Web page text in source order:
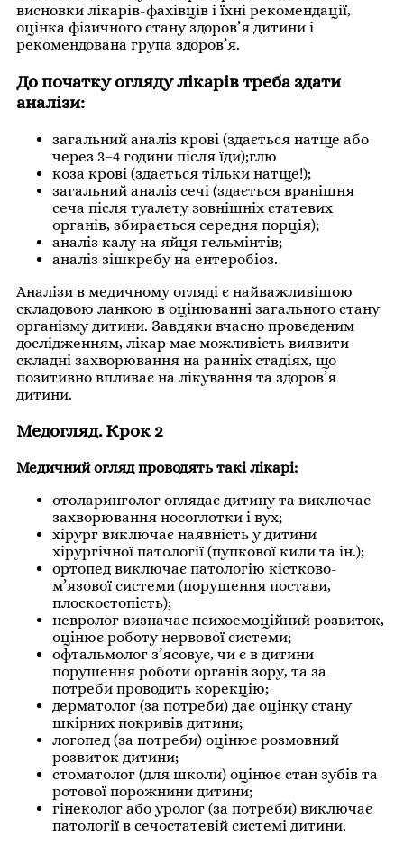
висновки лікарів-фахівців і їхні рекомендації,
оцінка фізичного стану здоров’я дитини і
рекомендована група здоров’я.
До початку огляду лікарів треба здати
аналізи:
загальний аналіз крові (здається натще або
через 3–4 години після їди);глю
коза крові (здається тільки натще!);
загальний аналіз сечі (здається вранішня
сеча після туалету зовнішніх статевих
органів, збирається середня порція);
аналіз калу на яйця гельмінтів;
аналіз зішкребу на ентеробіоз.
Аналізи в медичному огляді є найважливішою
складовою ланкою в оцінюванні загального стану
організму дитини. Завдяки вчасно проведеним
дослідженням, лікар має можливість виявити
складні захворювання на ранніх стадіях, що
позитивно впливає на лікування та здоров’я
дитини.
Медогляд. Крок 2
Медичний огляд проводять такі лікарі:
отоларинголог оглядає дитину та виключає
захворювання носоглотки і вух;
хірург виключає наявність у дитини
хірургічної патології (пупкової кили та ін.);
ортопед виключає патологію кістково-
м’язової системи (порушення постави,
плоскостопість);
невролог визначає психоемоційний розвиток,
оцінює роботу нервової системи;
офтальмолог з’ясовує, чи є в дитини
порушення роботи органів зору, та за
потреби проводить корекцію;
дерматолог (за потреби) дає оцінку стану
шкірних покривів дитини;
логопед (за потреби) оцінює розмовний
розвиток дитини;
стоматолог (для школи) оцінює стан зубів та
ротової порожнини дитини;
гінеколог або уролог (за потреби) виключає
патології в сечостатевій системі дитини.